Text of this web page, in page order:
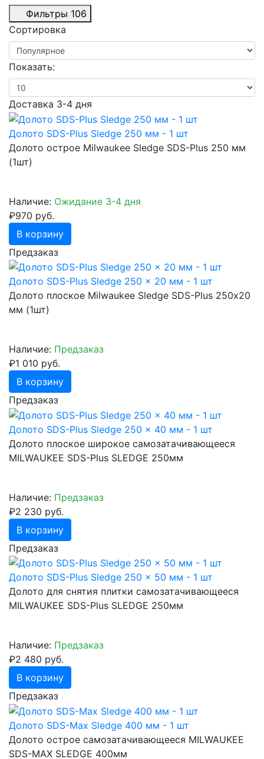
Фильтры 106
Сортировка
Показать:
Доставка 3-4 дня
Долото SDS-Plus Sledge 250 мм - 1 шт
Долото острое Milwaukee Sledge SDS-Plus 250 мм
(1шт)
Наличие: Ожидание 3-4 дня
₽970 руб.
В корзину
Предзаказ
Долото SDS-Plus Sledge 250 x 20 мм - 1 шт
Долото плоское Milwaukee Sledge SDS-Plus 250х20
мм (1шт)
Наличие: Предзаказ
₽1 010 руб.
В корзину
Предзаказ
Долото SDS-Plus Sledge 250 x 40 мм - 1 шт
Долото плоское широкое самозатачивающееся
MILWAUKEE SDS-Plus SLEDGE 250мм
Наличие: Предзаказ
₽2 230 руб.
В корзину
Предзаказ
Долото SDS-Plus Sledge 250 x 50 мм - 1 шт
Долото для снятия плитки самозатачивающееся
MILWAUKEE SDS-Plus SLEDGE 250мм
Наличие: Предзаказ
₽2 480 руб.
В корзину
Предзаказ
Долото SDS-Max Sledge 400 мм - 1 шт
Долото острое самозатачивающееся MILWAUKEE
SDS-МАХ SLEDGE 400мм